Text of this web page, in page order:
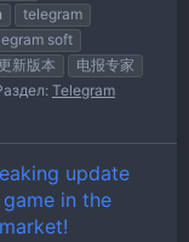
telegram
soft
新版本
电报专家
Telegram
update
in the